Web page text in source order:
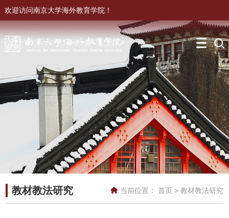
欢迎访问南京大学海外教育学院！
教材教法研究 当前位置： 首页> 教材教法研究